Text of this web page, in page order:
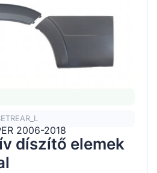
2006-2018
díszítő elemek